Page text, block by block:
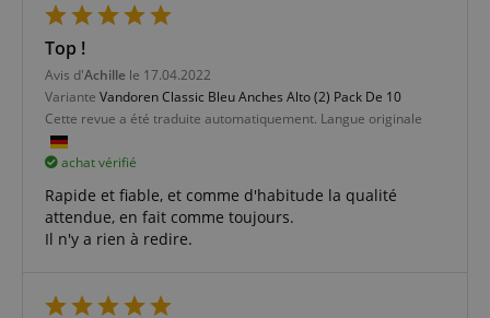
Top !
Avis d'Achille le 17.04.2022
Variante Vandoren Classic Bleu Anches Alto (2) Pack De 10
Cette revue a été traduite automatiquement. Langue originale
achat vérifié
Rapide et fiable, et comme d'habitude la qualité
attendue, en fait comme toujours.
Il n'y a rien à redire.
Strictement nécessaire
Ciblage
Fonctionnalité
fonctionnalités de base du site Web telles que la
comptes. Le site Web ne peut pas être utilisé
correctement sans les cookies strictement
nécessaires.
CookieScriptConsent